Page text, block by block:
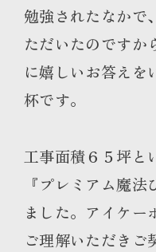
勉強されたなかで
ただいたのですか
に嬉しいお答えを
杯です。
工事面積６５坪と
『プレミアム魔
ました。アイケー
ご理解いただきご